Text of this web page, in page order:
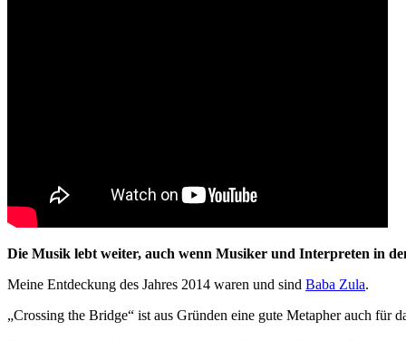
Die Musik lebt weiter, auch wenn Musiker und Interpreten in
Meine Entdeckung des Jahres 2014 waren und sind Baba Zula.
„Crossing the Bridge“ ist aus Gründen eine gute Metapher auch für